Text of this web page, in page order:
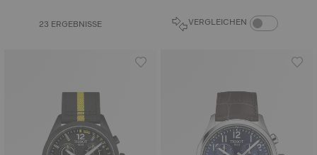
23 ERGEBNISSE VERGLEICHEN